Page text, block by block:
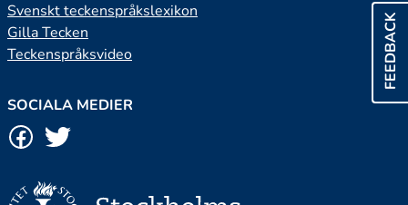
FEEDBACK
Svenskt teckenspråkslexikon
Gilla Tecken
Teckenspråksvideo
SOCIALA MEDIER